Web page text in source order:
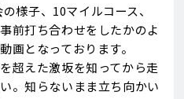
様子、10マイルコース、
前打ち合わせをしたかのよ
画となっております。
超えた激坂を知ってから走
。知らないまま立ち向かい